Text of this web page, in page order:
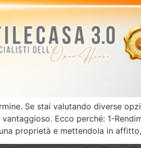
Se stai valutando diverse
Ecco perché: 1-
proprietà e mettendola in